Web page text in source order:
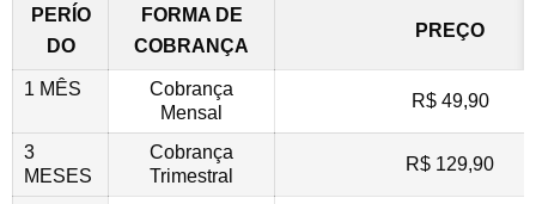
PERÍO
DO
FORMA DE
COBRANÇA
PREÇO
1 MÊS
Cobrança
Mensal
R$ 49,90
3
MESES
Cobrança
Trimestral
R$ 129,90